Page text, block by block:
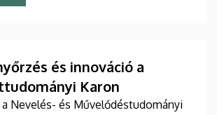
és innováció a
Karon
a Nevelés- és Művelődéstudományi